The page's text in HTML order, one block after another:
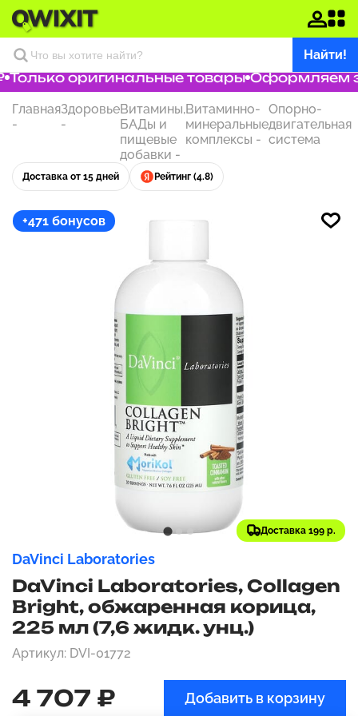
Найти!
Только оригинальные товары Оформляем
Главная
-
Здоровье
-
Витамины,
БАДы и
пищевые
добавки -
Витаминно-
минеральные
комплексы -
Опорно-
двигательная
система
Доставка от 15 дней Рейтинг (4.8)
+471 бонусов
Доставка 199 р.
DaVinci Laboratories
DaVinci Laboratories, Collagen
Bright, обжаренная корица,
225 мл (7,6 жидк. унц.)
Артикул: DVI-01772
4 707 ₽ Добавить в корзину